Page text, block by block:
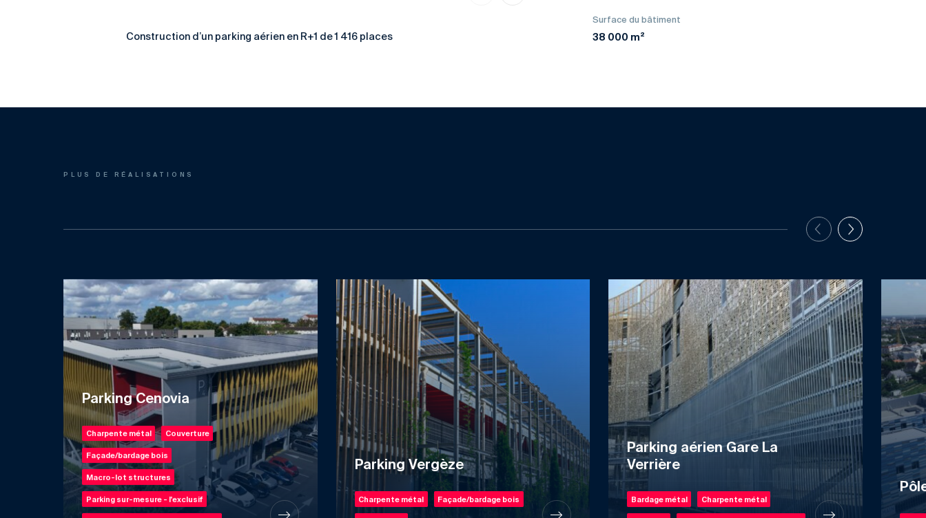
Construction d’un parking aérien en R+1 de 1 416 places
Surface du bâtiment
38 000 m²
PLUS DE RÉALISATIONS
Parking Cenovia
Charpente métal Couverture
Façade/bardage bois
Macro-lot structures
Parking sur-mesure - l'exclusif
Parking Vergèze
Charpente métal Façade/bardage bois
Parking aérien Gare La
Verrière
Bardage métal Charpente métal